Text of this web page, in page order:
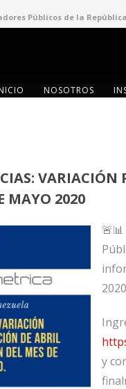
Públicos de la
NOSOTROS
VARIACIÓN
MAYO 2020
y